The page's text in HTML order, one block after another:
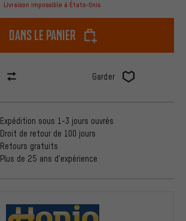
Livraison impossible à États-Unis
dans le panier
Garder
Expédition sous 1-3 jours ouvrés
Droit de retour de 100 jours
Retours gratuits
Plus de 25 ans d'expérience